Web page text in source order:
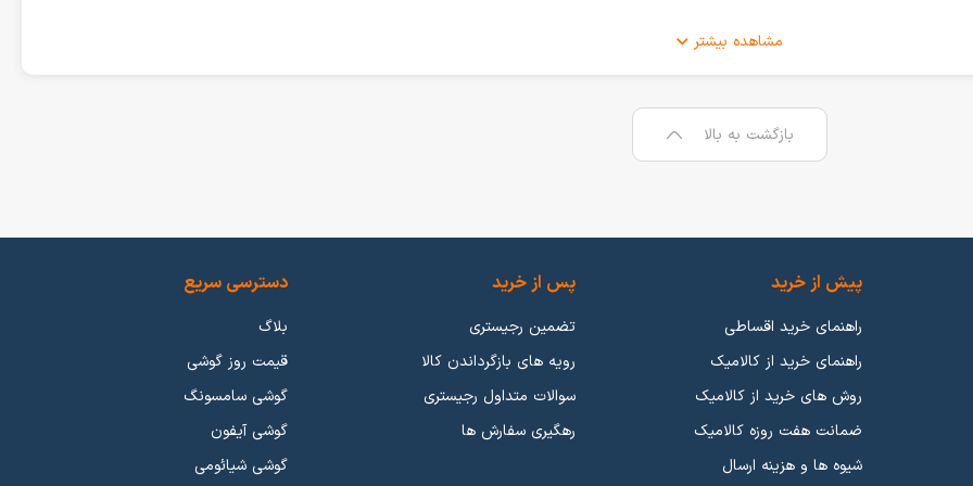
ولی بعد از گذشت چندین سال از تولید اولین گوشی موبایل هوشمند شرکت های زیادی دست به تولید و عرضه گوشی موبایل با امکانات زیاد و
گوشی موبایل، میتوان به کمپانیسامسونگ،اپلوشیائومی
گوشی ها به مرور زمان برای جداسازی از هم با عملکردی که میدهند رتبه بندی شدند. گوشی های بالاترین کیفیت و جدیدترین تکنولوژی رو ارائه میدهند به عنوان گوشی های پرچمدار (Flagship) شناخته شدند. گوشی هایی
گوشی بر اساس دوربین،گوشی های ضدآب گوشی های 5G وگوشی های گیمینگ
مشاهده بیشتر
بازگشت به بالا
پیش از خرید
راهنمای خرید اقساطی
راهنمای خرید از کالامیک
روش های خرید از کالامیک
ضمانت هفت روزه کالامیک
شیوه ها و هزینه ارسال
پس از خرید
تضمین رجیستری
رویه های بازگرداندن کالا
سوالات متداول رجیستری
رهگیری سفارش ها
دسترسی سریع
بلاگ
قیمت روز گوشی
گوشی سامسونگ
گوشی آیفون
گوشی شیائومی